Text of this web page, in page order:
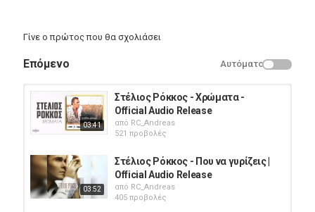
Greek Music
Γίνε ο πρώτος που θα σχολιάσει
Επόμενο Αυτόματο
03:41
Στέλιος Ρόκκος - Χρώματα -
Official Audio Release
από RC_Andreas
521 προβολές
03:52
Στέλιος Ρόκκος - Που να γυρίζεις |
Official Audio Release
από RC_Andreas
405 προβολές